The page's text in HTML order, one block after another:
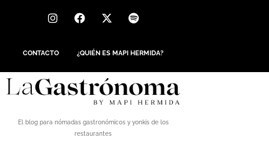
CONTACTO ¿QUIÉN ES MAPI HERMIDA?
El blog para nómadas gastronómicos y yonkis de los
restaurantes